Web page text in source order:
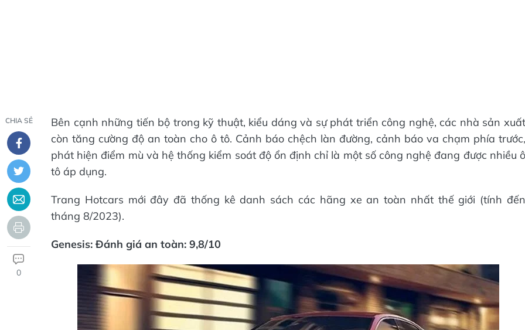
CHIA SẺ
0
Bên cạnh những tiến bộ trong kỹ thuật, kiểu dáng và sự phát triển công nghệ, các nhà sản xuất
còn tăng cường độ an toàn cho ô tô. Cảnh báo chệch làn đường, cảnh báo va chạm phía trước,
phát hiện điểm mù và hệ thống kiểm soát độ ổn định chỉ là một số công nghệ đang được nhiều ô
tô áp dụng.
Trang Hotcars mới đây đã thống kê danh sách các hãng xe an toàn nhất thế giới (tính đến
tháng 8/2023).
Genesis: Đánh giá an toàn: 9,8/10